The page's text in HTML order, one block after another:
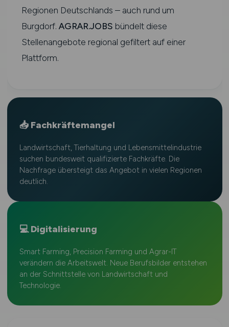
Regionen Deutschlands – auch rund um
Burgdorf. AGRAR.JOBS bündelt diese
Stellenangebote regional gefiltert auf einer
Plattform.
📥 Fachkräftemangel
Landwirtschaft, Tierhaltung und Lebensmittelindustrie
suchen bundesweit qualifizierte Fachkräfte. Die
Nachfrage übersteigt das Angebot in vielen Regionen
deutlich.
💻 Digitalisierung
Smart Farming, Precision Farming und Agrar-IT
verändern die Arbeitswelt. Neue Berufsbilder entstehen
an der Schnittstelle von Landwirtschaft und
Technologie.